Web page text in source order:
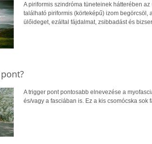
A piriformis szindróma tüneteinek hátterében
található piriformis (körteképű) izom
ülőideget, ezáltal fájdalmat, zsibbadást és
A trigger pont pontosabb elnevezése a
és/vagy a fasciában is. Ez a kis csomócska sok